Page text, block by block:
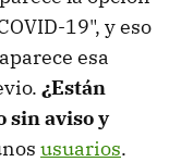
19", y eso
esa
¿Están
sin aviso y
usuarios.